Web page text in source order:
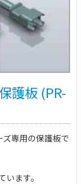
護板 (PR-
ズ専用の保護板で
ます。